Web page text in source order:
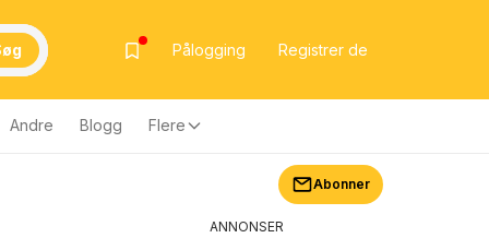
Pålogging Registrer de
Andre Blogg Flere
Abonner
ANNONSER